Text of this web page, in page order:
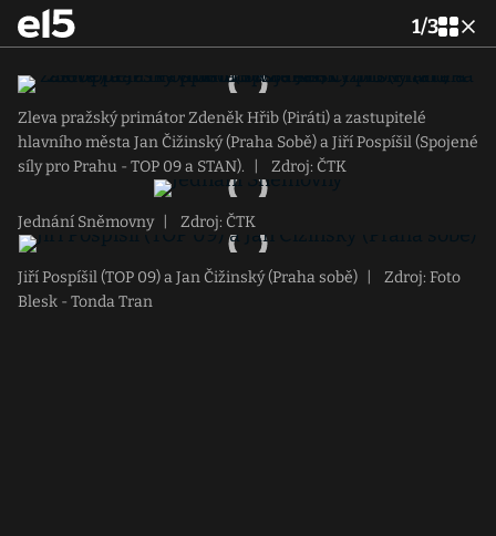
1/3
Zleva pražský primátor Zdeněk Hřib (Piráti) a zastupitelé
hlavního města Jan Čižinský (Praha Sobě) a Jiří Pospíšil (Spojené
síly pro Prahu - TOP 09 a STAN).
Zdroj: ČTK
Jednání Sněmovny Zdroj: ČTK
Jiří Pospíšil (TOP 09) a Jan Čižinský (Praha sobě)
Zdroj: Foto
Blesk - Tonda Tran